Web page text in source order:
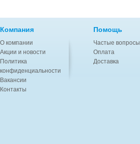
Компания
О компании
Акции и новости
Политика
конфиденциальности
Вакансии
Контакты
Помощь
Частые вопросы
Оплата
Доставка